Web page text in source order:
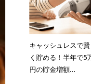
キャッシュレスで賢
く貯める！半年で5
円の貯金増額...